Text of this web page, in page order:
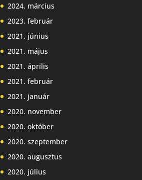
2024. március
2023. február
2021. június
2021. május
2021. április
2021. február
2021. január
2020. november
2020. október
2020. szeptember
2020. augusztus
2020. július